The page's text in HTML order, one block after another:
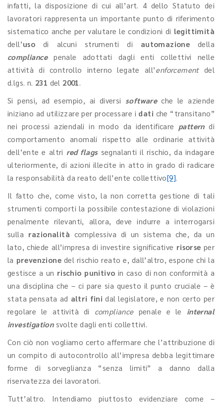
infatti, la disposizione di cui all’art. 4 dello Statuto dei
lavoratori rappresenta un importante punto di riferimento
sistematico anche per valutare le condizioni di legittimità
dell’uso di alcuni strumenti di automazione della
compliance
penale adottati dagli enti collettivi nelle
attività di controllo interno legate all’enforcementdel
d.lgs. n. 231 del 2001.
Si pensi, ad esempio, ai diversi softwareche le aziende
iniziano ad utilizzare per processare i dati che “transitano”
nei processi aziendali in modo da identificare patterndi
comportamento anomali rispetto alle ordinarie attività
dell’ente e altri red flagssegnalanti il rischio, da indagare
ulteriormente, di azioni illecite in atto in grado di radicare
la responsabilità da reato dell’ente collettivo[9].
Il fatto che, come visto, la non corretta gestione di tali
strumenti comporti la possibile contestazione di violazioni
penalmente rilevanti, allora, deve indurre a interrogarsi
sulla razionalità complessiva di un sistema che, da un
lato, chiede all’impresa di investire significative risorse per
la prevenzione del rischio reato e, dall’altro, espone chi la
gestisce a un rischio punitivo in caso di non conformità a
una disciplina che – ci pare sia questo il punto cruciale – è
stata pensata ad altri fini dal legislatore, e non certo per
regolare le attività di compliance penale e le internal
investigationsvolte dagli enti collettivi.
Con ciò non vogliamo certo affermare che l’attribuzione di
un compito di autocontrollo all’impresa debba legittimare
forme di sorveglianza “senza limiti” a danno dalla
riservatezza dei lavoratori.
Tutt’altro. Intendiamo piuttosto evidenziare come –